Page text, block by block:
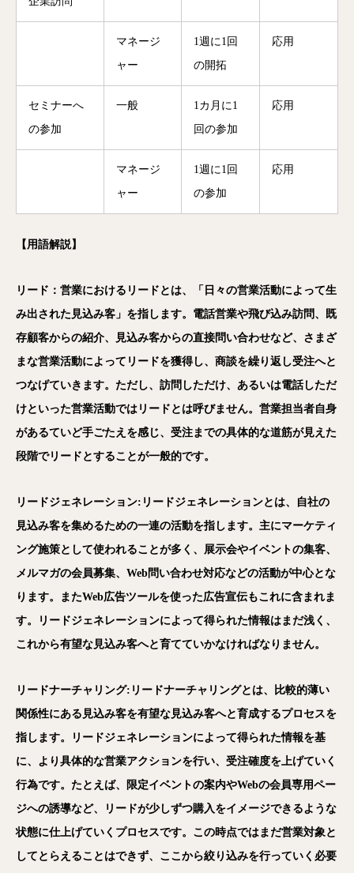
マネージ
ャー
1週に1回
の開拓
応用
セミナーへ
の参加
一般
1カ月に1
回の参加
応用
マネージ
ャー
1週に1回
の参加
応用
【用語解説】
リード：営業におけるリードとは、「日々の営業活動によって生
み出された見込み客」を指します。電話営業や飛び込み訪問、既
存顧客からの紹介、見込み客からの直接問い合わせなど、さまざ
まな営業活動によってリードを獲得し、商談を繰り返し受注へと
つなげていきます。ただし、訪問しただけ、あるいは電話しただ
けといった営業活動ではリードとは呼びません。営業担当者自身
があるていど手ごたえを感じ、受注までの具体的な道筋が見えた
段階でリードとすることが一般的です。
リードジェネレーション:リードジェネレーションとは、自社の
見込み客を集めるための一連の活動を指します。主にマーケティ
ング施策として使われることが多く、展示会やイベントの集客、
メルマガの会員募集、Web問い合わせ対応などの活動が中心とな
ります。またWeb広告ツールを使った広告宣伝もこれに含まれま
す。リードジェネレーションによって得られた情報はまだ浅く、
これから有望な見込み客へと育てていかなければなりません。
リードナーチャリング:リードナーチャリングとは、比較的薄い
関係性にある見込み客を有望な見込み客へと育成するプロセスを
指します。リードジェネレーションによって得られた情報を基
に、より具体的な営業アクションを行い、受注確度を上げていく
行為です。たとえば、限定イベントの案内やWebの会員専用ペー
ジへの誘導など、リードが少しずつ購入をイメージできるような
状態に仕上げていくプロセスです。この時点ではまだ営業対象と
してとらえることはできず、ここから絞り込みを行っていく必要